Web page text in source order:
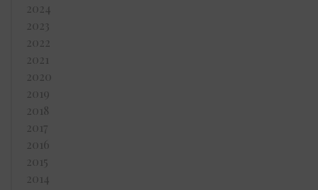
2024
2023
2022
2021
2020
2019
2018
2017
2016
2015
2014